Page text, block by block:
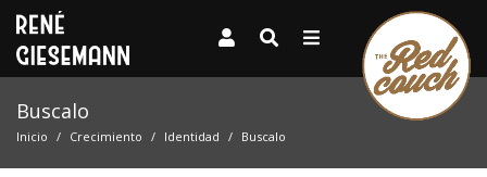
Buscalo
Inicio Crecimiento Identidad Buscalo